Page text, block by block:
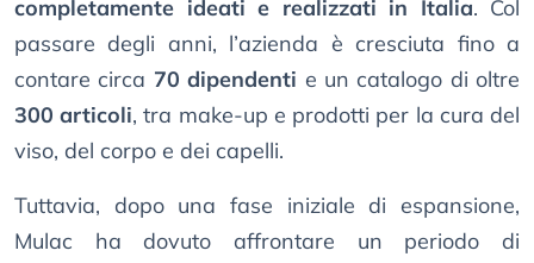
completamente ideati e realizzati in Italia. Col
passare degli anni, l’azienda è cresciuta fino a
contare circa 70 dipendenti e un catalogo di oltre
300 articoli, tra make-up e prodotti per la cura del
viso, del corpo e dei capelli.
Tuttavia, dopo una fase iniziale di espansione,
Mulac ha dovuto affrontare un periodo di